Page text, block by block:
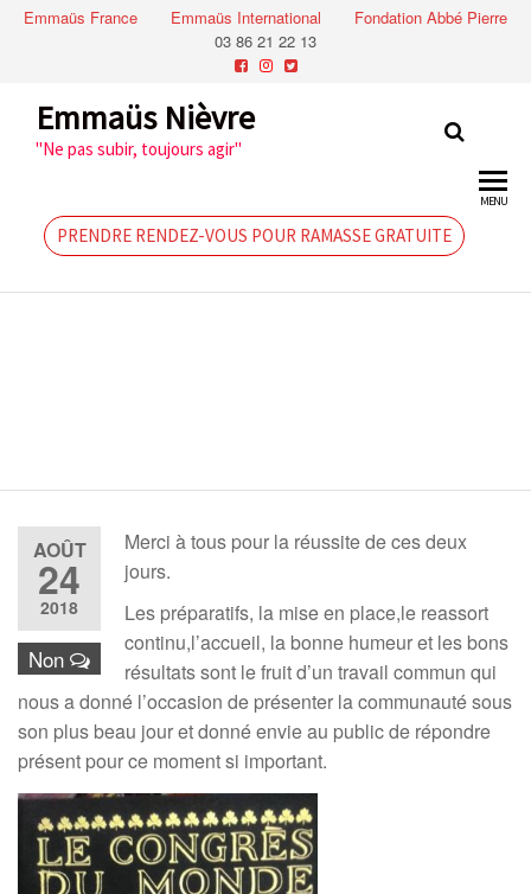
Emmaüs France Emmaüs International
Fondation Abbé Pierre
03 86 21 22 13
Emmaüs Nièvre
"Ne pas subir, toujours agir"
PRENDRE RENDEZ-VOUS POUR RAMASSE GRATUITE
MENU
AOÛT
24
2018
Non
Merci à tous pour la réussite de ces deux
jours.
Les préparatifs, la mise en place,le reassort
continu,l’accueil, la bonne humeur et les bons
résultats sont le fruit d’un travail commun qui
nous a donné l’occasion de présenter la communauté sous
son plus beau jour et donné envie au public de répondre
présent pour ce moment si important.